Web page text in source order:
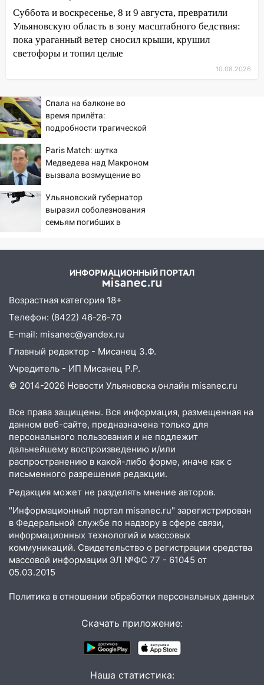
03:00 День скрытых ловушек и
внезапных подарков судьбы: гороскоп
на 10 августа
09.08.2026
20:20
Итоги 9 августа в Ульяновской
области: разгул стихии, поиски
человека на Волге и транспортный
коллапс
19:43
Из-за ураганного ветра упали
деревья в парке «Победы»
18:00
Пепелище на Балтийской: в
Заволжье ульяновские спасатели
ликвидировали крупный пожар
17:15 Прогноз погоды на 10 августа в
В Ульяновске во время шторма на
Волге пропал известный блогер: нужна
помощь в поисках
15:28 Соцсети: на «Ауди» упало дерево
в Новом городе
15:12 В Ульяновске выгорела кухня в
многоэтажке
какими сложностями сталкиваются
молодые мамы
13:02 Соцсети: на улице Розы
Люксембург дерево упало на
автомобиль
13:00
«Благоприятный период для
новых начинаний: гороскоп для всех
знаков зодиака на неделю с 10 по 16
августа
13:00
На проспекте Тюленева в
Ульяновске образовалось «море»
12:57
В Ульяновской области ожидается
Где есть бензин в Ульяновске 9
августа: список АЗС
машину во время сильного ливня в
Суббота и воскресенье, 8 и 9 августа, превратили
Ульяновскую область в зону масштабного бедствия:
пока ураганный ветер сносил крыши, крушил
светофоры и топил целые
10.08.2026
Спала на балконе во
время прилёта:
подробности трагической
Нижнекамске 10/08/2026
– Новости
Paris Match: шутка
Медведева над Макроном
вызвала возмущение во
Ульяновский губернатор
выразил соболезнования
семьям погибших в
ИНФОРМАЦИОННЫЙ ПОРТАЛ
Возрастная категория 18+
Телефон: (8422) 46-26-70
E-mail: misanec@yandex.ru
Главный редактор - Мисанец З.Ф.
Учредитель - ИП Мисанец Р.Р.
© 2014-2026 Новости Ульяновска онлайн misanec.ru
Все права защищены. Вся информация, размещенная на
данном веб-сайте, предназначена только для
персонального пользования и не подлежит
дальнейшему воспроизведению и/или
распространению в какой-либо форме, иначе как с
письменного разрешения редакции.
Редакция может не разделять мнение авторов.
"Информационный портал misanec.ru" зарегистрирован
в Федеральной службе по надзору в сфере связи,
информационных технологий и массовых
коммуникаций. Свидетельство о регистрации средства
массовой информации ЭЛ №ФС 77 - 61045 от
05.03.2015
Политика в отношении обработки персональных данных
Скачать приложение:
Наша статистика: